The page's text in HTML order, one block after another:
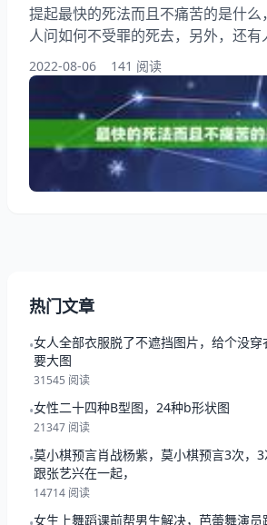
提起最快的死法而且不痛苦的是什么
人问如何不受罪的死去，另外，还有
法我.最好在五小时内的，你知道这是
101种死法，下面就一起来看看如何
望能够帮助到大家！ 最快的死法而且
1、如何不受罪的死去 人只有一次生
没什么大不了的事情，就算你身边
去的动力，你想想，还有我们这些陌
你
2022-08-06 141 阅读
热门文章
•女人全部衣服脱了不遮挡图片，给个没穿
要大图
31545 阅读
•女性二十四种B型图，24种b形状图
21347 阅读
•莫小棋预言肖战杨紫，莫小棋预言3次，
跟张艺兴在一起，
14714 阅读
女生上舞蹈课前帮男生解决，芭蕾舞演